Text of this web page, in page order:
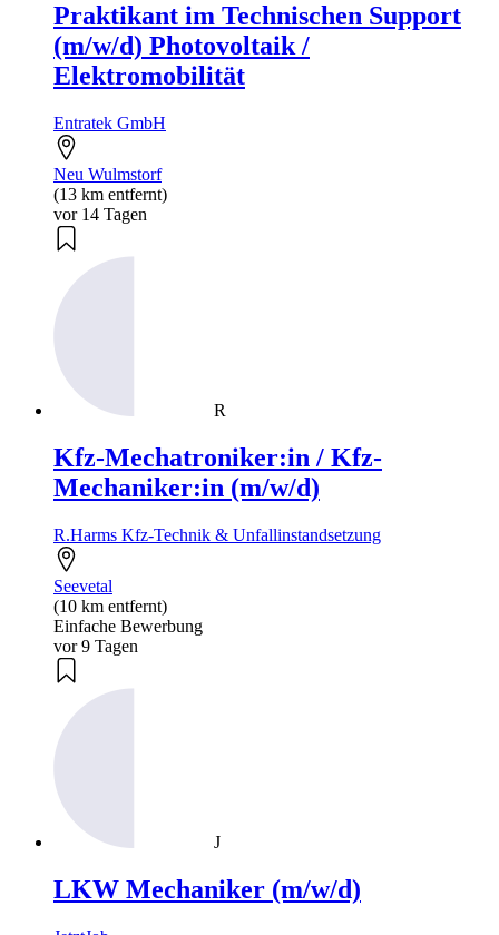
Praktikant im Technischen Support
(m/w/d) Photovoltaik /
Elektromobilität
Entratek GmbH
Neu Wulmstorf
(13 km entfernt)
vor 14 Tagen
R
Kfz-Mechatroniker:in / Kfz-
Mechaniker:in (m/w/d)
R.Harms Kfz-Technik & Unfallinstandsetzung
Seevetal
(10 km entfernt)
Einfache Bewerbung
vor 9 Tagen
J
LKW Mechaniker (m/w/d)